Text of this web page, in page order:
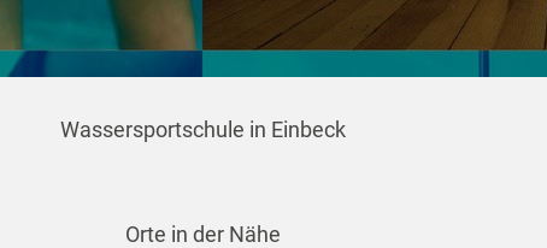
Wassersportschule in Einbeck
Orte in der Nähe